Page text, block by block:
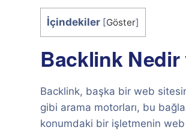
İçindekiler [Göster]
Backlink Nedir
Backlink, başka bir web
gibi arama motorları, bu
konumdaki bir işletmenin